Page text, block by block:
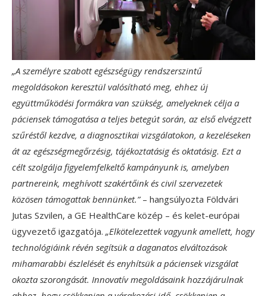
„A személyre szabott egészségügy rendszerszintű
megoldásokon keresztül valósítható meg, ehhez új
együttműködési formákra van szükség, amelyeknek célja a
páciensek támogatása a teljes betegút során, az első elvégzett
szűréstől kezdve, a diagnosztikai vizsgálatokon, a kezeléseken
át az egészségmegőrzésig, tájékoztatásig és oktatásig. Ezt a
célt szolgálja figyelemfelkeltő kampányunk is, amelyben
partnereink, meghívott szakértőink és civil szervezetek
közösen támogattak bennünket.”– hangsúlyozta Földvári
Jutas Szvilen, a GE HealthCare közép – és kelet-európai
ügyvezető igazgatója. „Elkötelezettek vagyunk amellett, hogy
technológiáink révén segítsük a daganatos elváltozások
mihamarabbi észlelését és enyhítsük a páciensek vizsgálat
okozta szorongását. Innovatív megoldásaink hozzájárulnak